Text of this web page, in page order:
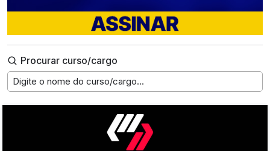
Procurar curso/cargo
Digite o nome do curso/cargo...